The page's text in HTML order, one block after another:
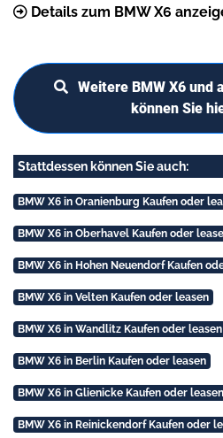
Details zum BMW X6
Weitere BMW X6 und
können Sie
Stattdessen können Sie auch:
BMW X6 in Oranienburg Kaufen oder
BMW X6 in Oberhavel Kaufen oder
BMW X6 in Hohen Neuendorf Kaufen
BMW X6 in Velten Kaufen oder leasen
BMW X6 in Wandlitz Kaufen oder leasen
BMW X6 in Berlin Kaufen oder leasen
BMW X6 in Glienicke Kaufen oder leasen
BMW X6 in Reinickendorf Kaufen oder